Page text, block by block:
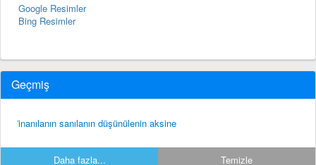
Google Resimler
Bing Resimler
Geçmiş
i̇nanılanın sanılanın düşünülenin aksine
Daha fazla... Temizle